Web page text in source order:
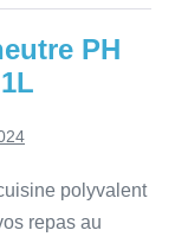
PH
polyvalent
repas au